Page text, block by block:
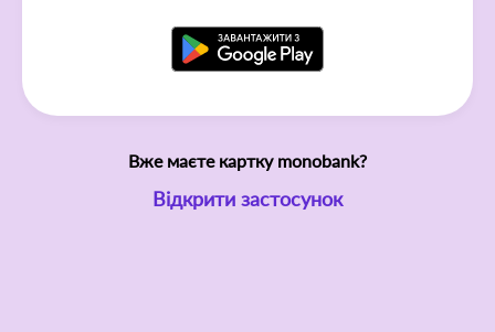
Вже маєте картку monobank?
Відкрити застосунок